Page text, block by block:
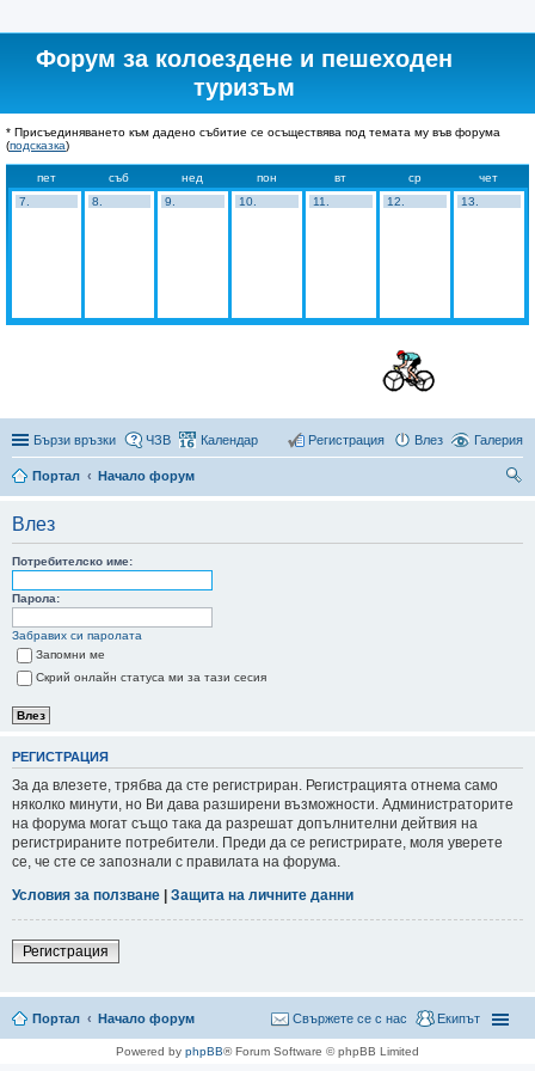
Форум за колоездене и пешеходен
туризъм
* Присъединяването към дадено събитие се осъществява под темата му във форума
(подсказка)
пет съб нед пон вт ср
чет
7.
8. 9. 10. 11. 12. 13.
Бързи връзки Галерия
ЧЗВ Календар Влез
Регистрация
Портал
Начало форум
Влез
Потребителско име:
Парола:
Забравих си паролата
Запомни ме
Скрий онлайн статуса ми за тази сесия
РЕГИСТРАЦИЯ
За да влезете, трябва да сте регистриран. Регистрацията отнема само
няколко минути, но Ви дава разширени възможности. Администраторите
на форума могат също така да разрешат допълнителни дейтвия на
регистрираните потребители. Преди да се регистрирате, моля уверете
се, че сте се запознали с правилата на форума.
Условия за ползване | Защита на личните данни
Регистрация
Портал Начало форум Екипът
Свържете се с нас
Powered by phpBB® Forum Software © phpBB Limited